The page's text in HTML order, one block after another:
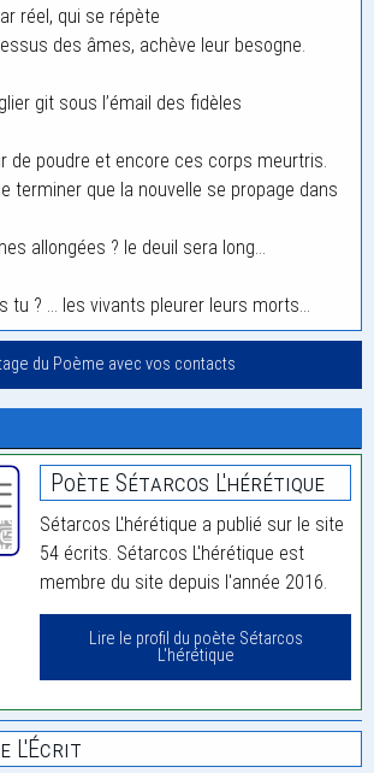
réel, qui se répète
des âmes, achève leur besogne.
git sous l’émail des fidèles
de poudre et encore ces corps meurtris.
terminer que la nouvelle se propage dans
allongées ? le deuil sera long…
tu ? … les vivants pleurer leurs morts…
du Poème avec vos contacts
Poète Sétarcos L'hérétique
Sétarcos L'hérétique a publié sur le site
54 écrits. Sétarcos L'hérétique est
membre du site depuis l'année 2016.
Lire le profil du poète Sétarcos
L'hérétique
L'Écrit